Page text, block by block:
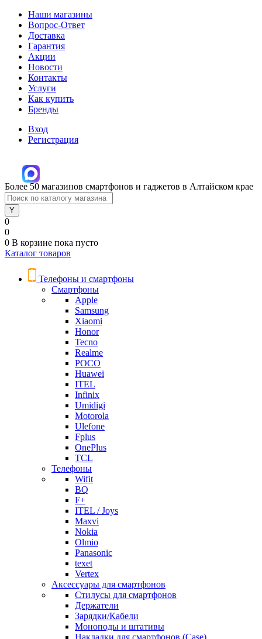
Наши магазины
Вопрос-Ответ
Доставка
Гарантия
Акции
Новости
Контакты
Услуги
Как купить
Бренды
Вход
Регистрация
Более 50 магазинов смартфонов и гаджетов в Алтайском крае
0
0
0 В корзине пока пусто
Каталог товаров
Телефоны и смартфоны
Смартфоны
Apple
Samsung
Xiaomi
Honor
Tecno
Realme
POCO
Huawei
ITEL
Infinix
Umidigi
Motorola
Ulefone
Fplus
OnePlus
TCL
Телефоны
Wifit
BQ
F+
ITEL / Joys
Maxvi
Nokia
Olmio
Panasonic
texet
Vertex
Аксессуары для смартфонов
Стилусы для смартфонов
Держатели
Зарядки/Кабели
Моноподы и штативы
Накладки для смартфонов (Case)